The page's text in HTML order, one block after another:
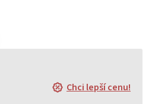
Chci lepší cenu!